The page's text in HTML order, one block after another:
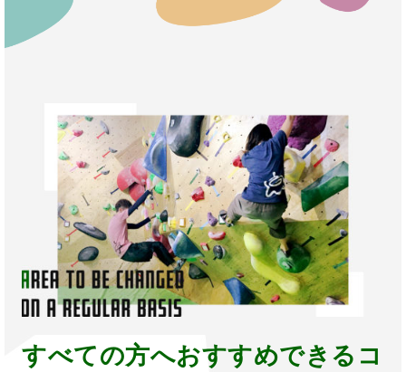
すべての方へおすすめできるコ